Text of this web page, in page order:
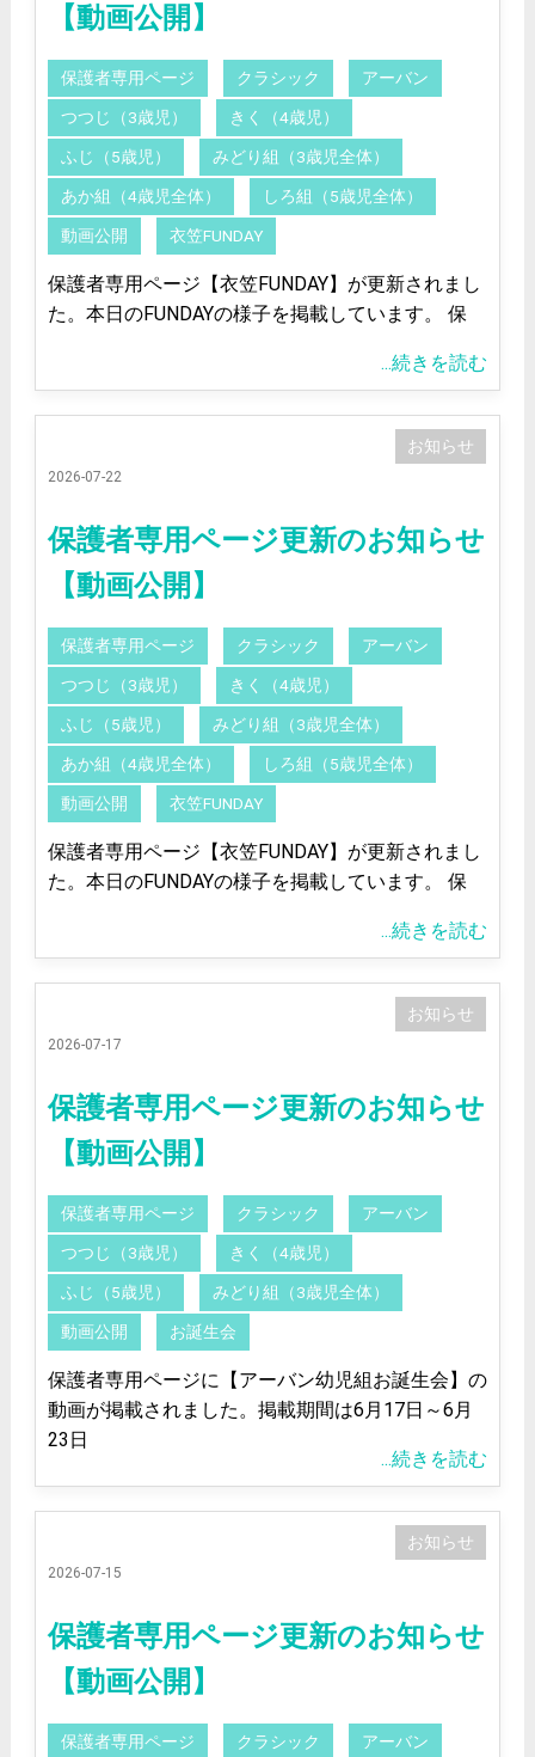
【動画公開】
保護者専用ページ クラシック アーバン
つつじ（3歳児） きく（4歳児）
ふじ（5歳児） みどり組（3歳児全体）
あか組（4歳児全体） しろ組（5歳児全体）
動画公開 衣笠FUNDAY
保護者専用ページ【衣笠FUNDAY】が更新されまし
た。本日のFUNDAYの様子を掲載しています。 保
...続きを読む
2026-07-22
保護者専用ページ更新のお知らせ
【動画公開】
お知らせ
保護者専用ページ クラシック アーバン
つつじ（3歳児） きく（4歳児）
ふじ（5歳児） みどり組（3歳児全体）
あか組（4歳児全体） しろ組（5歳児全体）
動画公開 衣笠FUNDAY
保護者専用ページ【衣笠FUNDAY】が更新されまし
た。本日のFUNDAYの様子を掲載しています。 保
...続きを読む
2026-07-17
保護者専用ページ更新のお知らせ
【動画公開】
お知らせ
保護者専用ページ クラシック アーバン
つつじ（3歳児） きく（4歳児）
ふじ（5歳児） みどり組（3歳児全体）
動画公開 お誕生会
保護者専用ページに【アーバン幼児組お誕生会】の
動画が掲載されました。掲載期間は6月17日～6月
23日
...続きを読む
2026-07-15
保護者専用ページ更新のお知らせ
【動画公開】
お知らせ
保護者専用ページ クラシック アーバン